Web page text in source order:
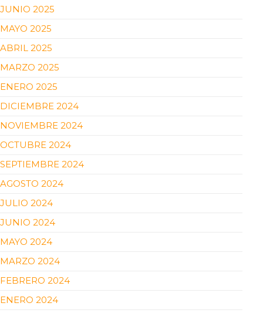
JUNIO 2025
MAYO 2025
ABRIL 2025
MARZO 2025
ENERO 2025
DICIEMBRE 2024
NOVIEMBRE 2024
OCTUBRE 2024
SEPTIEMBRE 2024
AGOSTO 2024
JULIO 2024
JUNIO 2024
MAYO 2024
MARZO 2024
FEBRERO 2024
ENERO 2024